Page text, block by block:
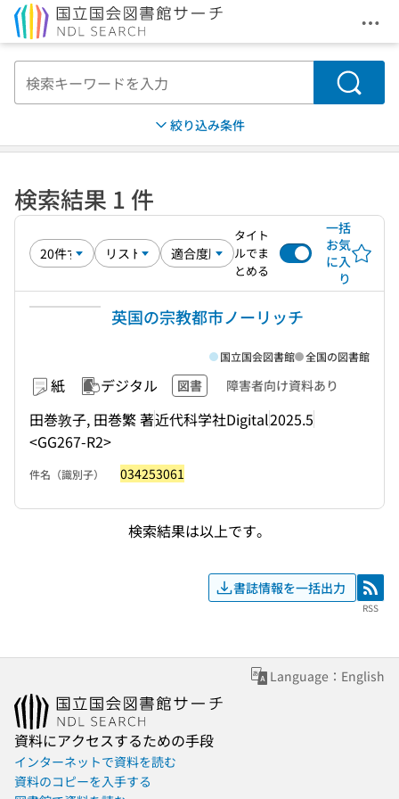
メ
検索
絞り込み条件
検索結果 1 件
タイト
ルでま
とめる
一括
お気
に入
り
英国の宗教都市ノーリッチ
紙 デジタル 図書 障害者向け資料あり
田巻敦子, 田巻繁 著近代科学社Digital2025.5
<GG267-R2>
国立国会図書館 全国の図書館
件名（識別子） 034253061
検索結果は以上です。
書誌情報を一括出力 RSS
RSS
Language：English
資料にアクセスするための手段
インターネットで資料を読む
資料のコピーを入手する